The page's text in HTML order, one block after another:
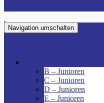
Navigation umschalten
B – Junioren
C – Junioren
D – Junioren
E – Junioren